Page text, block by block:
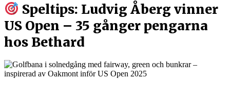
Speltips: Ludvig Åberg vinner
US Open – 35 gånger pengarna
hos Bethard